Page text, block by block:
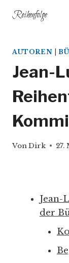
Inhalt
Reihenfolge
AUTOREN
Jean-
VonDirk 27.
Jean-
der